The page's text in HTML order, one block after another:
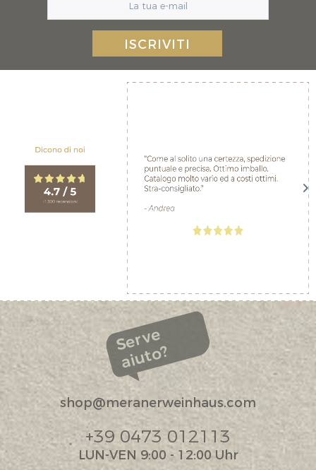
ISCRIVITI
Serve
aiuto?
shop@meranerweinhaus.com
+39 0473 012113
LUN-VEN 9:00 - 12:00 Uhr